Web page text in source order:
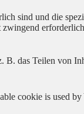
sind und die
das Teilen von
cookie is used